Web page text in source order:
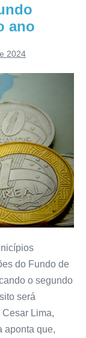
ano
2024
do Fundo de
o segundo
será
Lima,
aponta que,